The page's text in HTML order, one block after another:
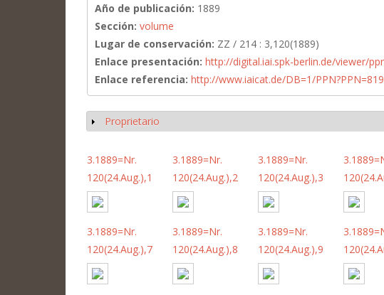
Año de publicación: 1889
Sección: volume
Lugar de conservación: ZZ / 214 : 3,120(1889)
Enlace presentación: http://digital.iai.spk-berlin.de/viewer/
Enlace referencia: http://www.iaicat.de/DB=1/
Mostrar
Proprietario
3.1889=Nr.
120(24.Aug.),1
3.1889=Nr.
120(24.Aug.),2
3.1889=Nr.
120(24.Aug.),3
3.1889=Nr.
120(24.Aug.),7
3.1889=Nr.
120(24.Aug.),8
3.1889=Nr.
120(24.Aug.),9